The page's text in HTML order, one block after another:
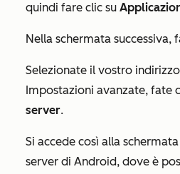
quindi fare clic su
Nella schermata successiva,
Selezionate il vostro
Impostazioni avanzate, fate
server.
Si accede così alla schermata
server di Android, dove è